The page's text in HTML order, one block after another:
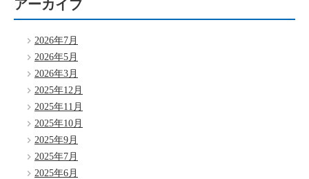
アーカイブ
2026年7月
2026年5月
2026年3月
2025年12月
2025年11月
2025年10月
2025年9月
2025年7月
2025年6月